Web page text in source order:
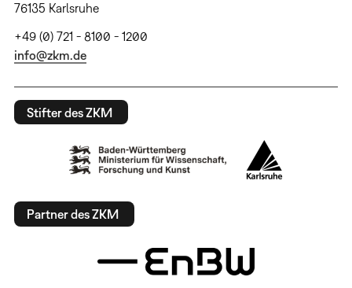
76135 Karlsruhe
+49 (0) 721 - 8100 - 1200
info@zkm.de
Stifter des ZKM
Partner des ZKM